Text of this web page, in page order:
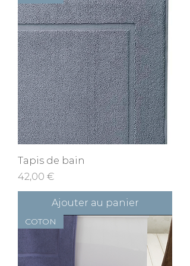
Tapis de bain
Prix
42,00 €
Ajouter au panier
COTON